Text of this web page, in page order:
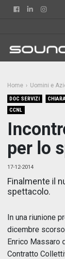
FacebookLinkedin
Home Uomini e
DOC SERVIZI
CCNL
per lo
17-12-2014
Finalmente il
spettacolo.
In una riunione
dicembre
Enrico Massaro
Contratto